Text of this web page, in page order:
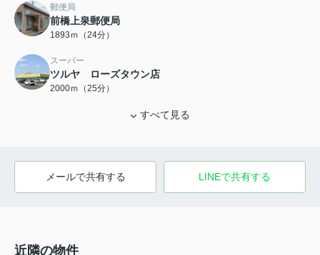
郵便局
前橋上泉郵便局
1893ｍ（24分）
スーパー
ツルヤ ローズタウン店
2000ｍ（25分）
すべて見る
メールで共有する LINEで共有する
近隣の物件